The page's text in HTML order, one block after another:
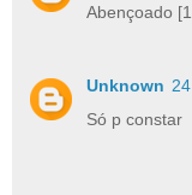
Abençoado
Unknown
Só p constar